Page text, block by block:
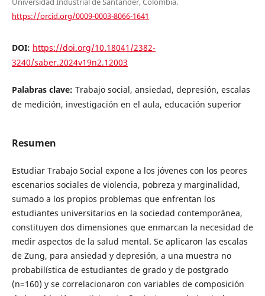
https://orcid.org/0009-0003-8066-1641
DOI: https://doi.org/10.18041/2382-
3240/saber.2024v19n2.12003
Palabras clave: Trabajo social, ansiedad, depresión, escalas
de medición, investigación en el aula, educación superior
Resumen
Estudiar Trabajo Social expone a los jóvenes con los peores
escenarios sociales de violencia, pobreza y marginalidad,
sumado a los propios problemas que enfrentan los
estudiantes universitarios en la sociedad contemporánea,
constituyen dos dimensiones que enmarcan la necesidad de
medir aspectos de la salud mental. Se aplicaron las escalas
de Zung, para ansiedad y depresión, a una muestra no
probabilística de estudiantes de grado y de postgrado
(n=160) y se correlacionaron con variables de composición